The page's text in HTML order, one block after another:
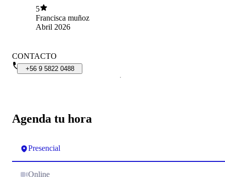
5
Francisca muñoz
Abril 2026
Agenda tu hora
Presencial
Online
CONTACTO
+56 9 5822 0488